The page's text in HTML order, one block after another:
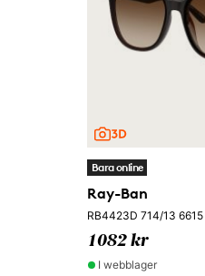
Bara online
Ray-Ban
RB4423D 714/13 6615
1082 kr
I webblager